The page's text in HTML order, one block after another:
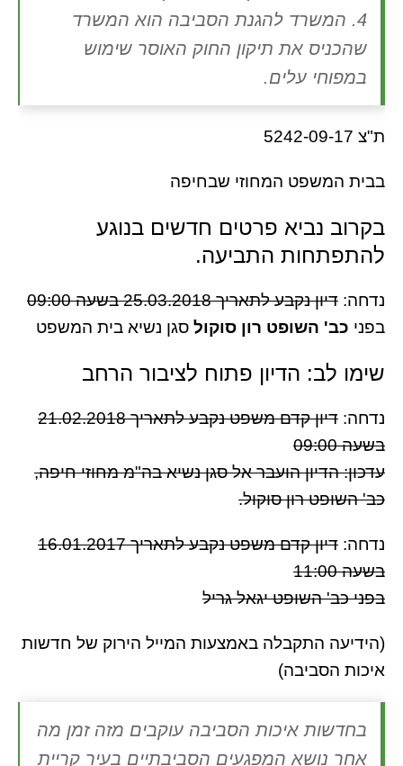
4. המשרד להגנת הסביבה הוא המשרד
שהכניס את תיקון החוק האוסר שימוש
במפוחי עלים.
ת"צ 5242-09-17
בבית המשפט המחוזי שבחיפה
בקרוב נביא פרטים חדשים בנוגע
להתפתחות התביעה.
נדחה: דיון נקבע לתאריך 25.03.2018 בשעה 09:00
בפני כב' השופט רון סוקול סגן נשיא בית המשפט
שימו לב: הדיון פתוח לציבור הרחב
נדחה:
דיון קדם משפט נקבע לתאריך 21.02.2018
בשעה 09:00
עדכון: הדיון הועבר אל סגן נשיא בה"מ מחוזי חיפה,
כב' השופט רון סוקול.
נדחה:
דיון קדם משפט נקבע לתאריך 16.01.2017
בשעה 11:00
בפני כב' השופט יגאל גריל
(הידיעה התקבלה באמצעות המייל הירוק של חדשות
איכות הסביבה)
בחדשות איכות הסביבה עוקבים מזה זמן מה
אחר נושא המפגעים הסביבתיים בעיר קריית